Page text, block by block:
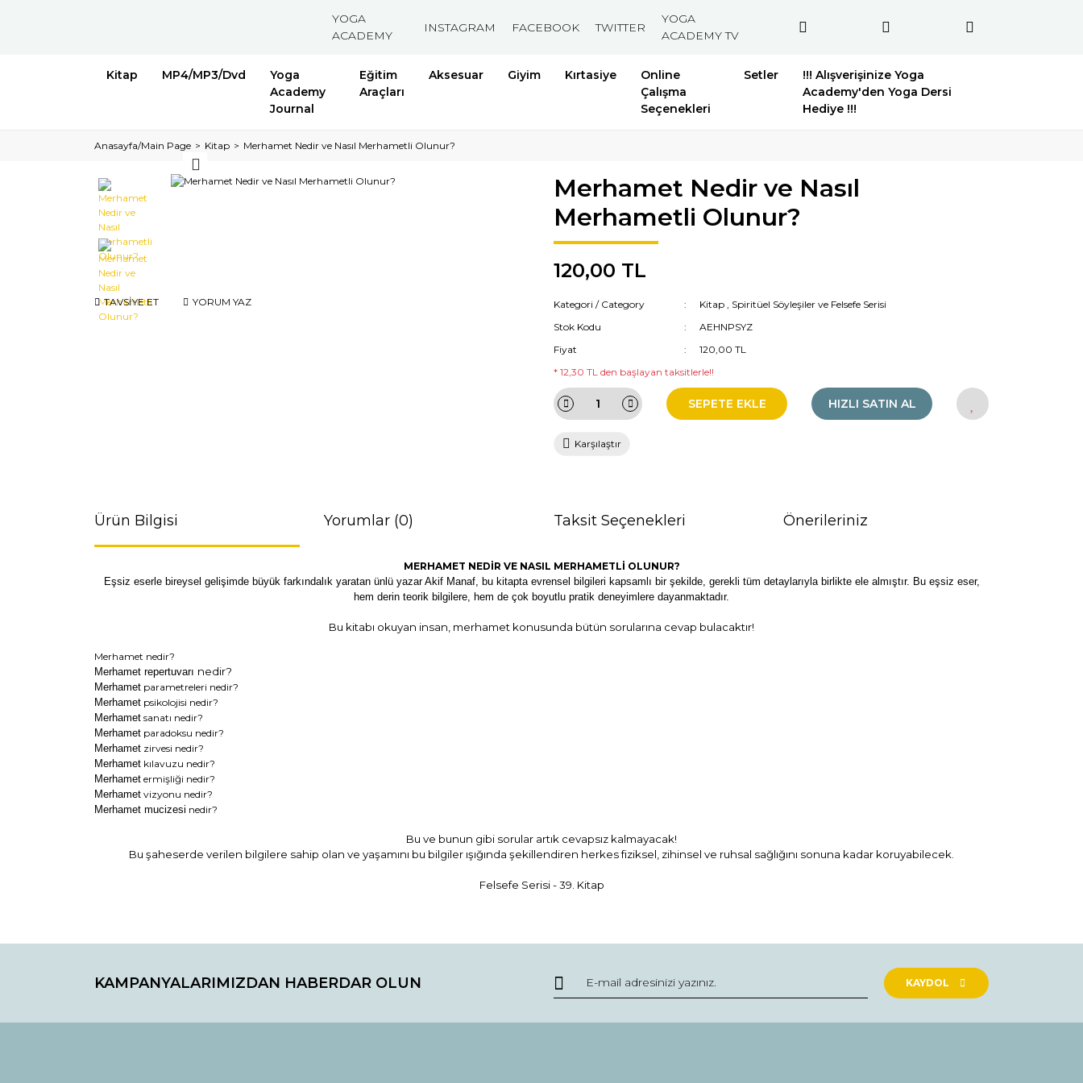
YOGA
ACADEMY
INSTAGRAM FACEBOOK TWITTER
YOGA
ACADEMY TV
Kitap MP4/MP3/Dvd
Yoga
Academy
Journal
Eğitim
Araçları
Aksesuar Giyim Kırtasiye
Online
Çalışma
Seçenekleri
Setler
!!! Alışverişinize Yoga
Academy'den Yoga Dersi
Hediye !!!
Anasayfa/Main Page Kitap Merhamet Nedir ve Nasıl Merhametli Olunur?
TAVSİYE ET YORUM YAZ
Merhamet Nedir ve Nasıl
Merhametli Olunur?
120,00 TL
Kategori / Category Kitap , Spiritüel Söyleşiler ve Felsefe Serisi
Stok Kodu
AEHNPSYZ
Fiyat
120,00 TL
* 12,30 TL den başlayan taksitlerle!!
SEPETE EKLE HIZLI SATIN AL
Karşılaştır
Ürün Bilgisi Yorumlar (0) Taksit Seçenekleri Önerileriniz
MERHAMET NEDİR VE NASIL MERHAMETLİ OLUNUR?
Eşsiz eserle bireysel gelişimde büyük farkındalık yaratan ünlü yazar Akif Manaf, bu kitapta evrensel bilgileri kapsamlı bir şekilde, gerekli tüm detaylarıyla birlikte ele almıştır. Bu eşsiz eser,
hem derin teorik bilgilere, hem de çok boyutlu pratik deneyimlere dayanmaktadır.
Bu kitabı okuyan insan, merhamet konusunda bütün sorularına cevap bulacaktır!
Merhamet nedir?
Merhamet repertuvarı nedir?
Merhamet parametreleri nedir?
Merhamet psikolojisi nedir?
Merhamet sanatı nedir?
Merhamet paradoksu nedir?
Merhamet zirvesi nedir?
Merhamet kılavuzu nedir?
Merhamet ermişliği nedir?
Merhamet vizyonu nedir?
Merhamet mucizesi nedir?
Bu ve bunun gibi sorular artık cevapsız kalmayacak!
Bu şaheserde verilen bilgilere sahip olan ve yaşamını bu bilgiler ışığında şekillendiren herkes fiziksel, zihinsel ve ruhsal sağlığını sonuna kadar koruyabilecek.
Felsefe Serisi - 39. Kitap
Yorum Yaz / Write a comment
Görüş ve önerileriniz için teşekkür ederiz.
Ürün resmi kalitesiz, bozuk veya görüntülenemiyor.
KAMPANYALARIMIZDAN HABERDAR OLUN KAYDOL